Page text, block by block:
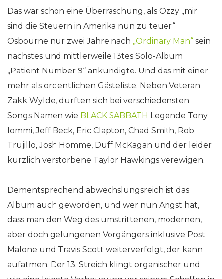
Das war schon eine Überraschung, als Ozzy „mir
sind die Steuern in Amerika nun zu teuer“
Osbourne nur zwei Jahre nach „Ordinary Man“ sein
nächstes und mittlerweile 13tes Solo-Album
„Patient Number 9“ ankündigte. Und das mit einer
mehr als ordentlichen Gästeliste. Neben Veteran
Zakk Wylde, durften sich bei verschiedensten
Songs Namen wie BLACK SABBATH Legende Tony
Iommi, Jeff Beck, Eric Clapton, Chad Smith, Rob
Trujillo, Josh Homme, Duff McKagan und der leider
kürzlich verstorbene Taylor Hawkings verewigen.
Dementsprechend abwechslungsreich ist das
Album auch geworden, und wer nun Angst hat,
dass man den Weg des umstrittenen, modernen,
aber doch gelungenen Vorgängers inklusive Post
Malone und Travis Scott weiterverfolgt, der kann
aufatmen. Der 13. Streich klingt organischer und